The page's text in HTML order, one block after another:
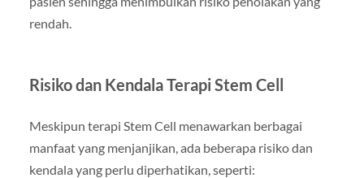
rendah.
Risiko dan Kendala Terapi Stem Cell
Meskipun terapi Stem Cell menawarkan berbagai
manfaat yang menjanjikan, ada beberapa risiko dan
kendala yang perlu diperhatikan, seperti: